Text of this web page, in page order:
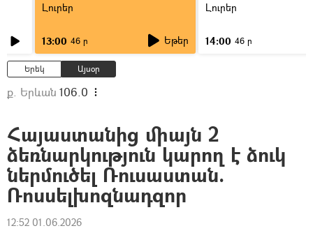
Լուրեր
13:00 46 ր Եթեր
Լուրեր
14:00 46 ր
Երեկ Այսօր
ք. Երևան 106.0
Հայաստանից միայն 2
ձեռնարկություն կարող է ձուկ
ներմուծել Ռուսաստան.
Ռոսսելխոզնադզոր
12:52 01.06.2026